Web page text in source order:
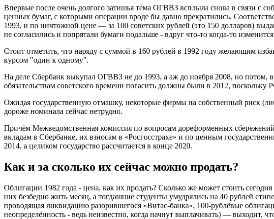
Впервые после очень долгого затишья тема ОГВВЗ всплыла снова в связи с
ценных бумаг, с которыми операции вроде бы давно прекратились.
1993, и по ничтожной цене — за 100 советских рублей (это 150 долларов)
не согласились и попрятали бумаги подальше - вдруг что-то когда-то
Стоит отметить, что наряду с суммой в 160 рублей в 1992 году желающим
курсом "один к одному".
На деле Сбербанк выкупал ОГВВЗ не до 1993, а аж до ноября 2008, но потом,
обязательствам советского времени погасить должны были в 2012,
Ожидая государственную отмашку, некоторые фирмы на собственный риск
дороже номинала сейчас нетрудно.
Причём Межведомственная комиссия по вопросам дореформенных
вкладам в Сбербанке, их взносам в «Росгосстрахе» и по ценным
2014, а целиком государство рассчитается в конце 2020.
Как и за сколько их сейчас можно продать?
Облигации 1982 года - цена, как их продать? Сколько же может стоить
них безбедно жить месяц, а тогдашние студенты умудрялись на 40 рублей
проводящая ликвидацию разорившегося «Витас-банка», 100-рублёвые
неопределённость - ведь неизвестно, когда начнут выплачивать) — выходит,